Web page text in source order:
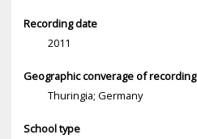
Recording date
2011
Geographic converage of recording
Thuringia; Germany
School type